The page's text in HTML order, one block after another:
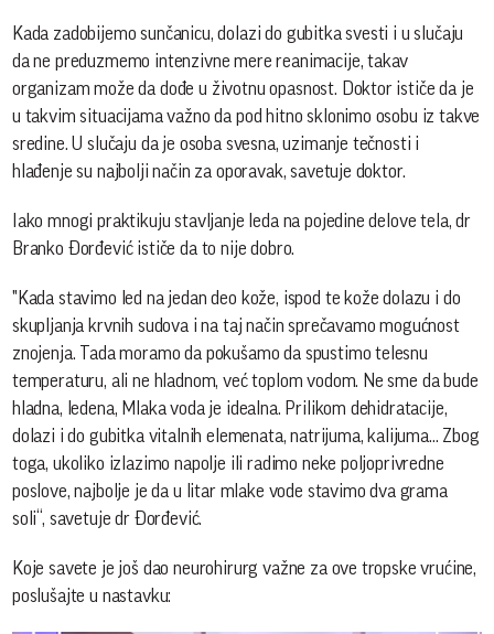
Kada zadobijemo sunčanicu, dolazi do gubitka svesti i u slučaju
da ne preduzmemo intenzivne mere reanimacije, takav
organizam može da dođe u životnu opasnost. Doktor ističe da je
u takvim situacijama važno da pod hitno sklonimo osobu iz takve
sredine. U slučaju da je osoba svesna, uzimanje tečnosti i
hlađenje su najbolji način za oporavak, savetuje doktor.
Iako mnogi praktikuju stavljanje leda na pojedine delove tela, dr
Branko Đorđević ističe da to nije dobro.
"Kada stavimo led na jedan deo kože, ispod te kože dolazu i do
skupljanja krvnih sudova i na taj način sprečavamo mogućnost
znojenja. Tada moramo da pokušamo da spustimo telesnu
temperaturu, ali ne hladnom, već toplom vodom. Ne sme da bude
hladna, ledena, Mlaka voda je idealna. Prilikom dehidratacije,
dolazi i do gubitka vitalnih elemenata, natrijuma, kalijuma... Zbog
toga, ukoliko izlazimo napolje ili radimo neke poljoprivredne
poslove, najbolje je da u litar mlake vode stavimo dva grama
soli“, savetuje dr Đorđević.
Koje savete je još dao neurohirurg važne za ove tropske vrućine,
poslušajte u nastavku: